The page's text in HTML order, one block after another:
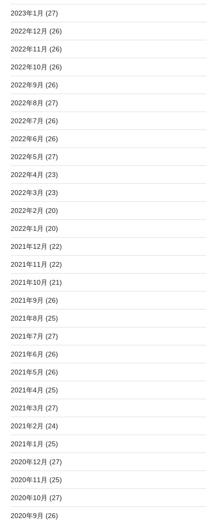
2023年1月 (27)
2022年12月 (26)
2022年11月 (26)
2022年10月 (26)
2022年9月 (26)
2022年8月 (27)
2022年7月 (26)
2022年6月 (26)
2022年5月 (27)
2022年4月 (23)
2022年3月 (23)
2022年2月 (20)
2022年1月 (20)
2021年12月 (22)
2021年11月 (22)
2021年10月 (21)
2021年9月 (26)
2021年8月 (25)
2021年7月 (27)
2021年6月 (26)
2021年5月 (26)
2021年4月 (25)
2021年3月 (27)
2021年2月 (24)
2021年1月 (25)
2020年12月 (27)
2020年11月 (25)
2020年10月 (27)
2020年9月 (26)